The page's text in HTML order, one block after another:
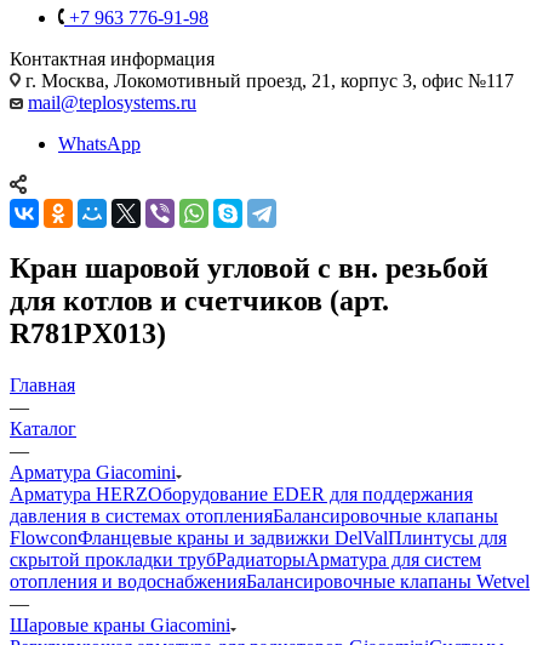
+7 963 776-91-98
Контактная информация
г. Москва, Локомотивный проезд, 21, корпус 3, офис №117
mail@teplosystems.ru
WhatsApp
Кран шаровой угловой c вн. резьбой
для котлов и счетчиков (арт.
R781PX013)
Главная
—
Каталог
—
Арматура Giacomini
Арматура HERZОборудование EDER для поддержания
давления в системах отопленияБалансировочные клапаны
FlowconФланцевые краны и задвижки DelValПлинтусы для
скрытой прокладки трубРадиаторыАрматура для систем
отопления и водоснабженияБалансировочные клапаны Wetvel
—
Шаровые краны Giacomini